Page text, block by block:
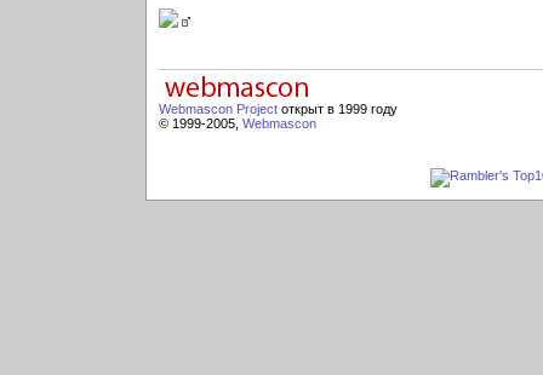
Webmascon Project открыт в 1999 году
© 1999-2005, Webmascon